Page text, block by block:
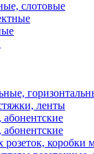
слотовые
ленты
розеток, коробки